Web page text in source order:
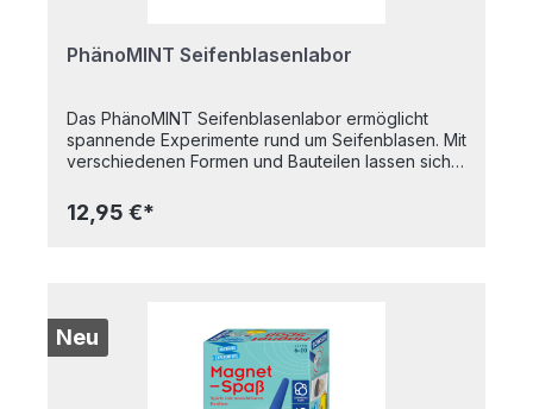
PhänoMINT Seifenblasenlabor
Das PhänoMINT Seifenblasenlabor ermöglicht
spannende Experimente rund um Seifenblasen. Mit
verschiedenen Formen und Bauteilen lassen sich
Strukturen erzeugen. Das Set zeigt spielerisch,
warum Seifenblasen rund sind, und vermittelt
zusätzliche Informationen zu dem
wissenschaftlichen Phänomen der Sparsamkeit
(warum können Seifenblasen nur die Kugelform
erreichen?) - verschiedene Formen für
12,95 €*
Neu